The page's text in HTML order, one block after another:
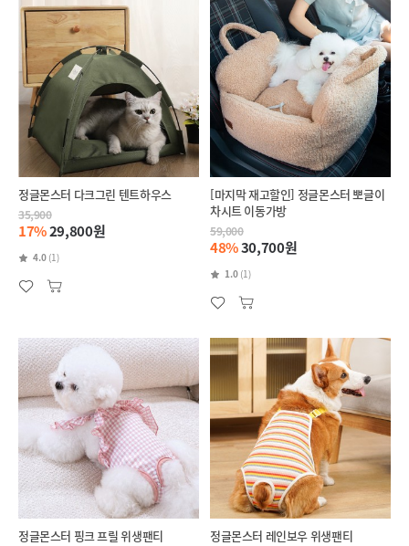
정글몬스터 다크그린 텐트하우스
35,900
17%29,800원
4.0 (1)
[마지막 재고할인] 정글몬스터 뽀글이
차시트 이동가방
59,000
48%30,700원
1.0 (1)
정글몬스터 핑크 프릴 위생팬티 정글몬스터 레인보우 위생팬티